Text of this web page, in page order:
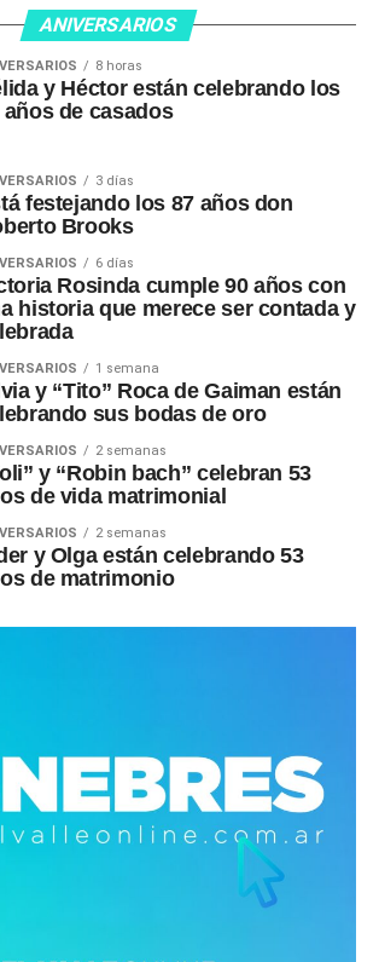
ANIVERSARIOS
8 horas
y Héctor están celebrando los
años de casados
3 días
festejando los 87 años don
Brooks
6 días
Rosinda cumple 90 años con
historia que merece ser contada y
1 semana
y “Tito” Roca de Gaiman están
sus bodas de oro
2 semanas
y “Robin bach” celebran 53
de vida matrimonial
2 semanas
y Olga están celebrando 53
de matrimonio